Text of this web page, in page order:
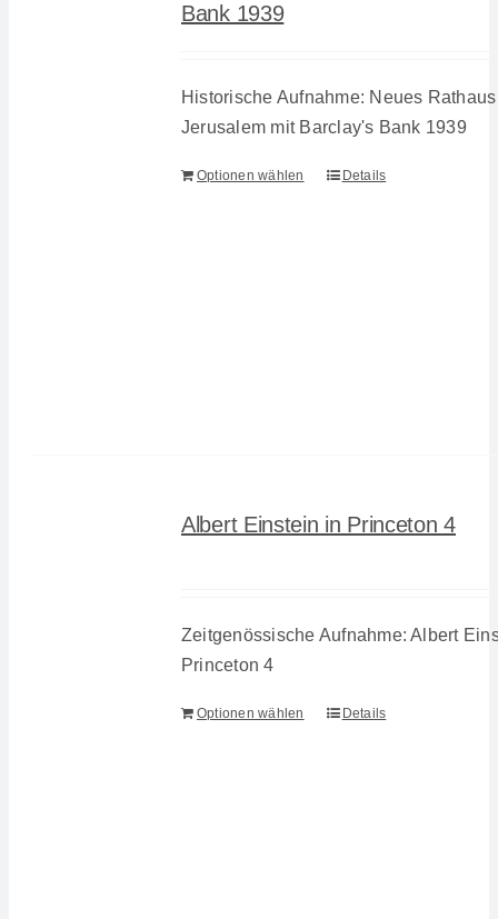
Bank 1939
Historische Aufnahme: Neues
Jerusalem mit Barclay's Bank 1939
Optionen wählen Details
Albert Einstein in Princeton 4
Zeitgenössische Aufnahme: Albert
Princeton 4
Optionen wählen Details